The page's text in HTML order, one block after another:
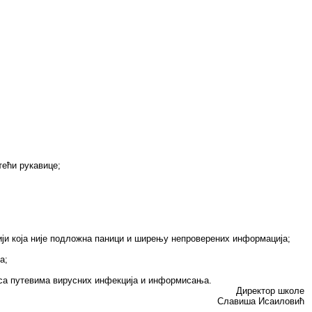
рукавице;
која није подложна паници и ширењу непроверених информација;
путевима вирусних инфекција и информисања.
Директор школе
Славиша Исаиловић